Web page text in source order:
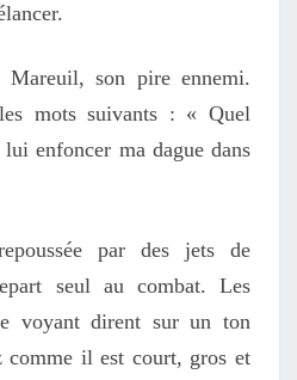
son pire ennemi.
mots suivants : « Quel
enfoncer ma dague dans
par des jets de
seul au combat. Les
voyant dirent sur un ton
comme il est court, gros et